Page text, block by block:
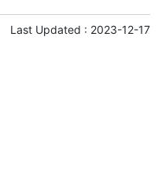
Last Updated : 2023-12-17